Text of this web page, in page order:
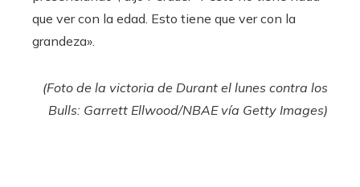
que ver con la edad. Esto tiene que ver con la
grandeza».
(Foto de la victoria de Durant el lunes contra los
Bulls: Garrett Ellwood/NBAE vía Getty Images)